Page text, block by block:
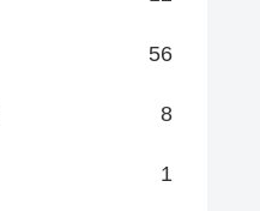
56
8
1